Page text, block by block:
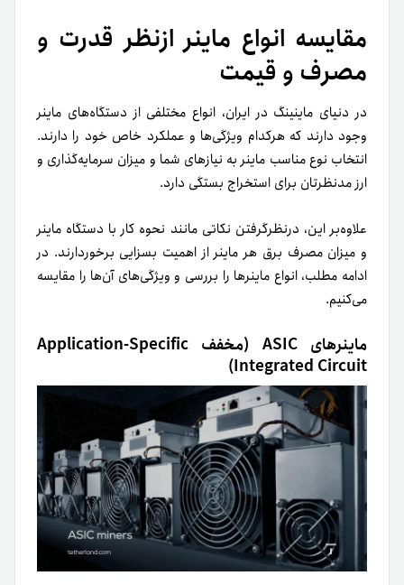
مقایسه انواع ماینر ازنظر قدرت و
مصرف و قیمت
در دنیای ماینینگ در ایران، انواع مختلفی از دستگاه‌های ماینر
وجود دارند که هرکدام ویژگی‌ها و عملکرد خاص خود را دارند.
انتخاب نوع مناسب ماینر به نیازهای شما و میزان سرمایه‌گذاری و
ارز مدنظرتان برای استخراج بستگی دارد.
علاوه‌بر این، درنظرگرفتن نکاتی مانند نحوه کار با دستگاه ماینر
و میزان مصرف برق هر ماینر از اهمیت بسزایی برخوردارند. در
ادامه مطلب، انواع ماینرها را بررسی و ویژگی‌های آن‌ها را مقایسه
می‌کنیم.
ماینرهای ASIC (مخفف Application-Specific
Integrated Circuit)